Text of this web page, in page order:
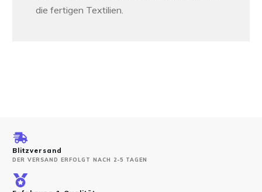
die fertigen Textilien.
Blitzversand
DER VERSAND ERFOLGT NACH 2-5 TAGEN